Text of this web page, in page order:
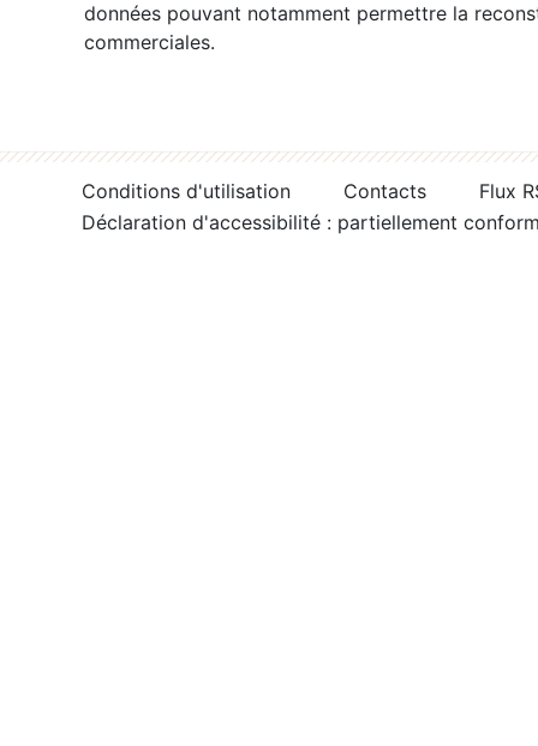
données pouvant notamment permettre la
commerciales.
Conditions d'utilisation Contacts
Flux
Déclaration d'accessibilité : partiellement